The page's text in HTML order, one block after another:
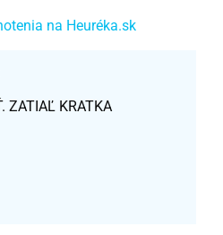
na Heuréka.sk
ZATIAĽ KRATKA